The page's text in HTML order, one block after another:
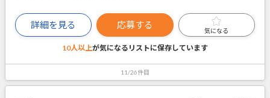
詳細を見る 応募する
気になる
10人以上が気になるリストに保存しています
11/26件目